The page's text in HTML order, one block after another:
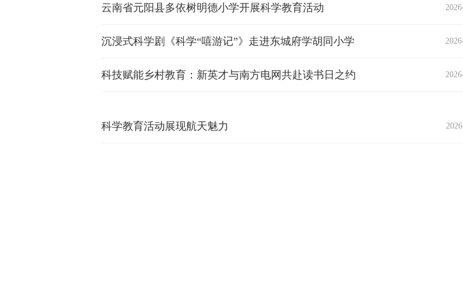
云南省元阳县多依树明德小学开展科学教育活动
沉浸式科学剧《科学“嘻游记”》走进东城府学胡同小学
科技赋能乡村教育：新英才与南方电网共赴读书日之约
科学教育活动展现航天魅力